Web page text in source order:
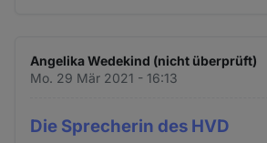
Angelika Wedekind (nicht überprüft)
Mo. 29 Mär 2021 - 16:13
Die Sprecherin des HVD